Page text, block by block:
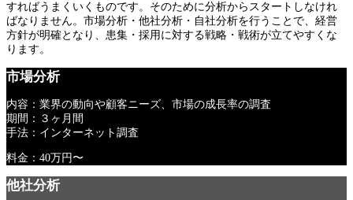
すればうまくいくものです。そのために分析からスタートしなけれ
ばなりません。市場分析・他社分析・自社分析を行うことで、経営
方針が明確となり、患集・採用に対する戦略・戦術が立てやすくな
ります。
市場分析
内容：業界の動向や顧客ニーズ、市場の成長率の調査
期間：３ヶ月間
手法：インターネット調査
料金：40万円〜
他社分析